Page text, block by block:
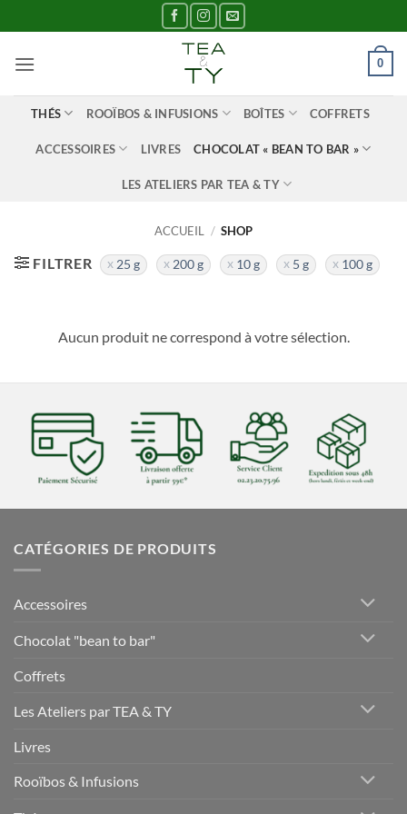
au
contenu
0
THÉS ROOÏBOS & INFUSIONS BOÎTES COFFRETS
ACCESSOIRES LIVRES CHOCOLAT « BEAN TO BAR »
LES ATELIERS PAR TEA & TY
ACCUEIL / SHOP
FILTRER 25 g 200 g 10 g 5 g 100 g
Aucun produit ne correspond à votre sélection.
CATÉGORIES DE PRODUITS
Accessoires
Chocolat "bean to bar"
Coffrets
Les Ateliers par TEA & TY
Livres
Rooïbos & Infusions